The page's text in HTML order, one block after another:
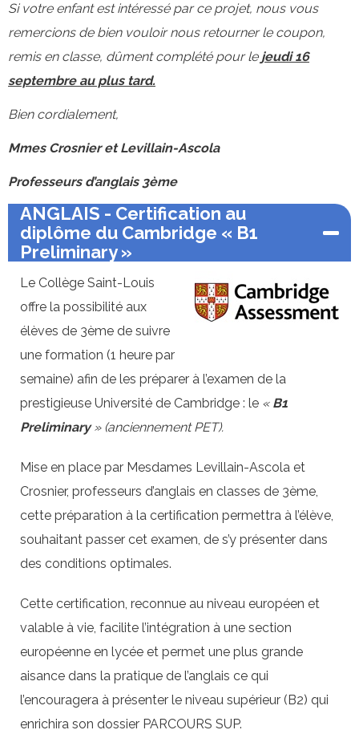
Si votre enfant est intéressé par ce projet, nous vous
remercions de bien vouloir nous retourner le coupon,
remis en classe, dûment complété pour le jeudi 16
septembre au plus tard.
Bien cordialement,
Mmes Crosnier et Levillain-Ascola
Professeurs d’anglais 3ème
ANGLAIS - Certification au
diplôme du Cambridge « B1
Preliminary »
Le Collège Saint-Louis
offre la possibilité aux
élèves de 3ème de suivre
une formation (1 heure par
semaine) afin de les préparer à l’examen de la
prestigieuse Université de Cambridge : le « B1
Preliminary» (anciennement PET).
Mise en place par Mesdames Levillain-Ascola et
Crosnier, professeurs d’anglais en classes de 3ème,
cette préparation à la certification permettra à l’élève,
souhaitant passer cet examen, de s’y présenter dans
des conditions optimales.
Cette certification, reconnue au niveau européen et
valable à vie, facilite l’intégration à une section
européenne en lycée et permet une plus grande
aisance dans la pratique de l’anglais ce qui
l’encouragera à présenter le niveau supérieur (B2) qui
enrichira son dossier PARCOURS SUP.